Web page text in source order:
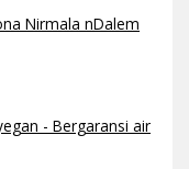
Nirmala nDalem